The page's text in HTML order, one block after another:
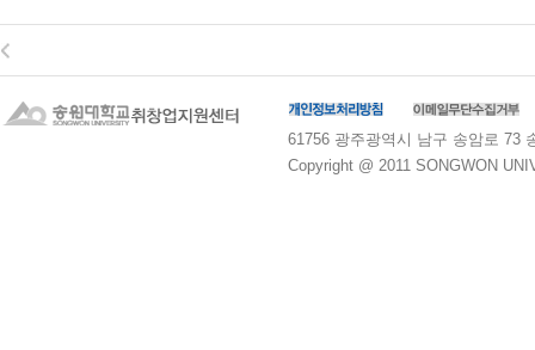
61756 광주광역시 남구 송암로 73
Copyright @ 2011 SONGWON